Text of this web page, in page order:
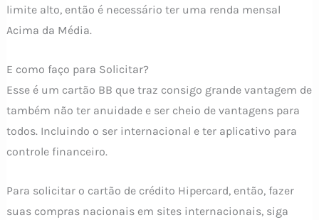
limite alto, então é necessário ter uma renda mensal
Acima da Média.
E como faço para Solicitar?
Esse é um cartão BB que traz consigo grande vantagem de
também não ter anuidade e ser cheio de vantagens para
todos. Incluindo o ser internacional e ter aplicativo para
controle financeiro.
Para solicitar o cartão de crédito Hipercard, então, fazer
suas compras nacionais em sites internacionais, siga